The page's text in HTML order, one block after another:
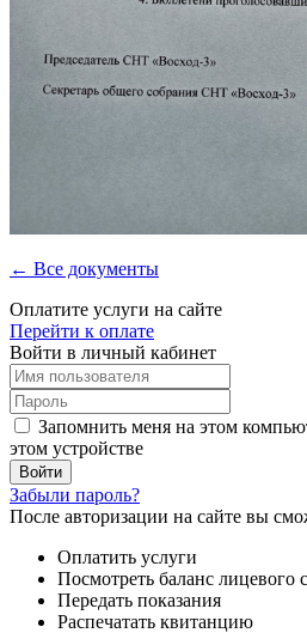
← Все документы
Оплатите услуги на сайте
Перейти к оплате
Войти в личный кабинет
Запомнить меня на этом
этом устройстве
Забыли пароль?
После авторизации на сайте вы
Оплатить услуги
Посмотреть баланс лицевого
Передать показания
Распечатать квитанцию